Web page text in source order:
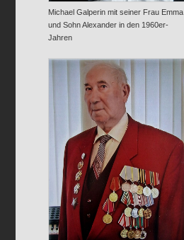
Michael Galperin mit seiner Frau Emma
und Sohn Alexander in den 1960er-
Jahren